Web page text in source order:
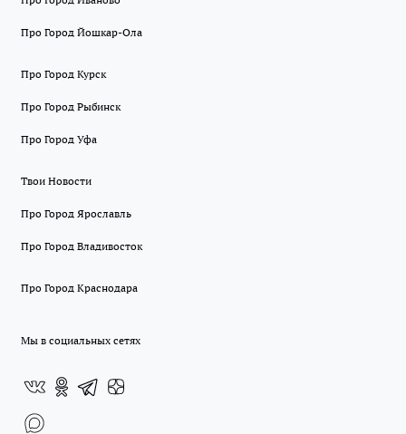
Про Город Йошкар-Ола
Про Город Курск
Про Город Рыбинск
Про Город Уфа
Твои Новости
Про Город Ярославль
Про Город Владивосток
Про Город Краснодара
Мы в социальных сетях